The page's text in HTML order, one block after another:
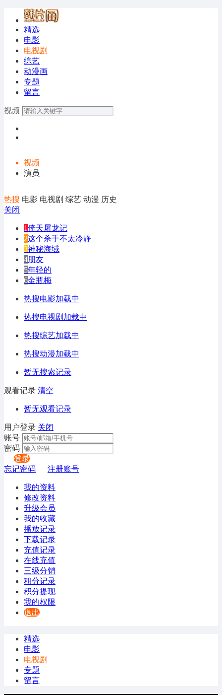
精选
电影
电视剧
综艺
动漫画
专题
留言
视频
视频
演员
热搜 电影 电视剧 综艺 动漫 历史
关闭
1倚天屠龙记
2这个杀手不太冷静
3神秘海域
4朋友
5年轻的
6金瓶梅
热搜电影加载中
热搜电视剧加载中
热搜综艺加载中
热搜动漫加载中
暂无搜索记录
观看记录 清空
暂无观看记录
用户登录 关闭
账号
密码
登录
忘记密码
注册账号
我的资料
修改资料
升级会员
我的收藏
播放记录
下载记录
充值记录
在线充值
三级分销
积分记录
积分提现
我的权限
退出
精选
电影
电视剧
专题
留言